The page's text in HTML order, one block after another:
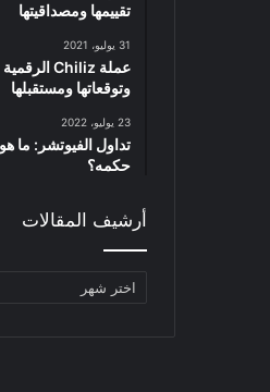
تقييمها ومصداقيتها
31 يوليو، 2021
وتوقعاتها ومستقبلها
23 يوليو، 2022
تداول الفيوتشر: ما
حكمه؟
أرشيف المقالات
أرشيف